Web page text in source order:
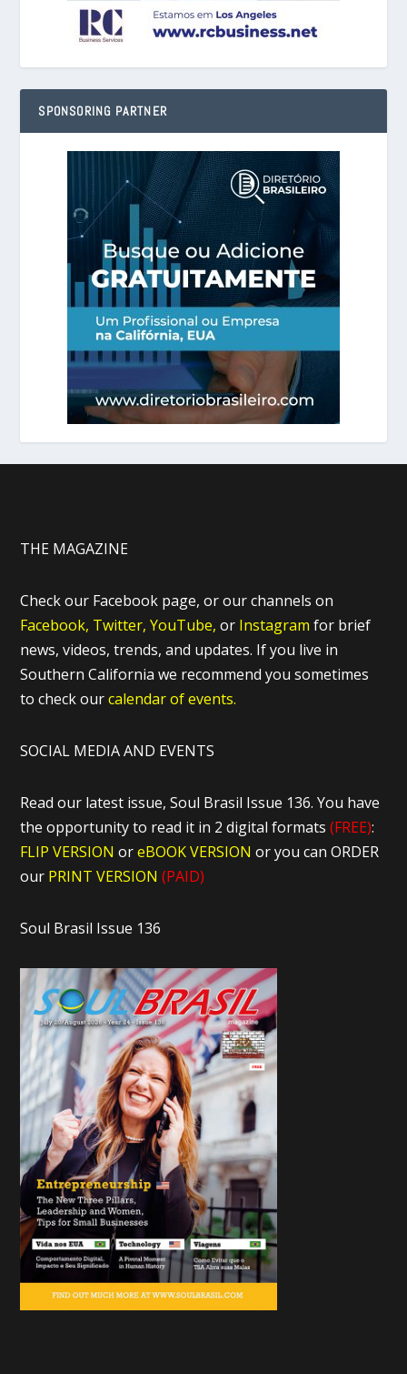
SPONSORING PARTNER
THE MAGAZINE
Check our Facebook page, or our channels on
Facebook, Twitter, YouTube, or Instagram for brief
news, videos, trends, and updates. If you live in
Southern California we recommend you sometimes
to check ourcalendar of events.
SOCIAL MEDIA AND EVENTS
Read our latest issue, Soul Brasil Issue 136. You have
the opportunity to read it in 2 digital formats(FREE):
FLIP VERSION oreBOOK VERSIONor you can ORDER
our PRINT VERSION (PAID)
Soul Brasil Issue 136